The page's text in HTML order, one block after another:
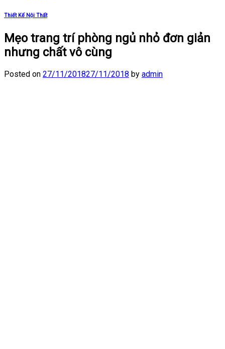
Thiết Kế Nội Thất
Mẹo trang trí phòng ngủ nhỏ đơn giản
nhưng chất vô cùng
Posted on 27/11/201827/11/2018 by admin